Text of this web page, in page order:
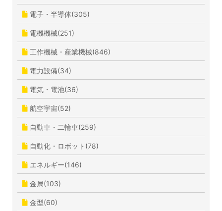
電子・半導体(305)
電機機械(251)
工作機械・産業機械(846)
電力設備(34)
電気・電池(36)
航空宇宙(52)
自動車・二輪車(259)
自動化・ロボット(78)
エネルギー(146)
金属(103)
金型(60)